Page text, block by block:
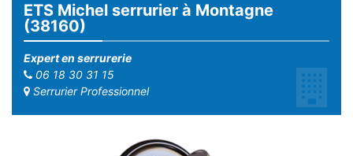
ETS Michel serrurier à Montagne
(38160)
Expert en serrurerie
06 18 30 31 15
Serrurier Professionnel